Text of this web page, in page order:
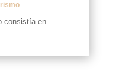
consistía en...